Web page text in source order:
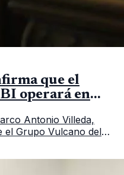
que el
operará en
Antonio Villeda,
el Grupo Vulcano del
del Ministerio